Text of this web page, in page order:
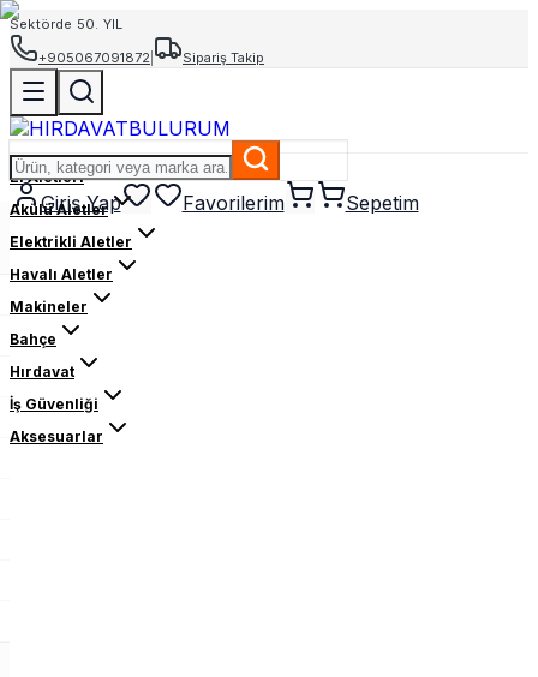
Sektörde 50. YIL
+905067091872
Sipariş Takip
Giriş Yap Favorilerim Sepetim
El Aletleri
Akülü Aletler
Elektrikli Aletler
Havalı Aletler
Makineler
Bahçe
Hırdavat
İş Güvenliği
Aksesuarlar